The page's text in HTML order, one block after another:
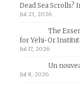
Dead Sea Scrolls?
Jul 23, 2026
The
for Yehi-Or
Jul 17, 2026
Un
Jul 8, 2026